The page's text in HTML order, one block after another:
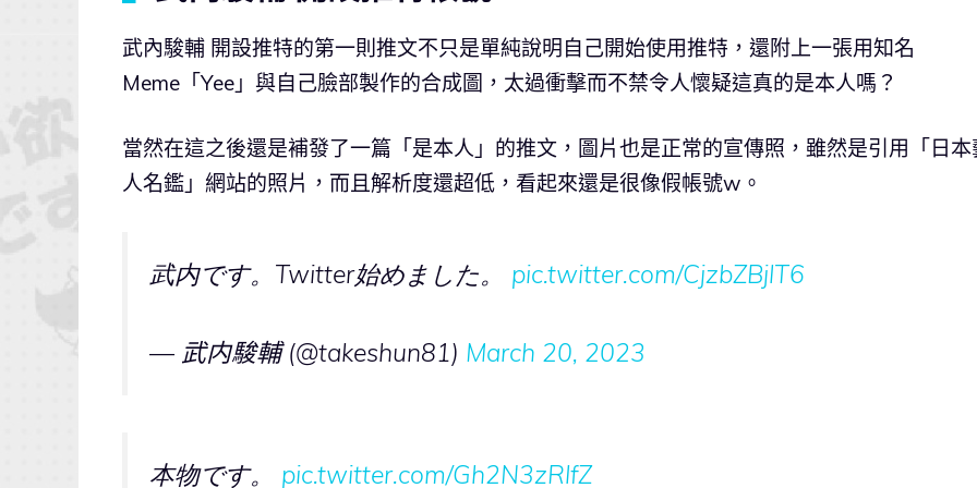
武內駿輔 開設推特的第一則推文不只是單純說明自己開始使用推特，還附上一張用知名
Meme「Yee」與自己臉部製作的合成圖，太過衝擊而不禁令人懷疑這真的是本人嗎？
當然在這之後還是補發了一篇「是本人」的推文，圖片也是正常的宣傳照，雖然是引用「日本
人名鑑」網站的照片，而且解析度還超低，看起來還是很像假帳號w。
武内です。Twitter始めました。 pic.twitter.com/CjzbZBjlT6
— 武内駿輔 (@takeshun81) March 20, 2023
本物です。 pic.twitter.com/Gh2N3zRlfZ